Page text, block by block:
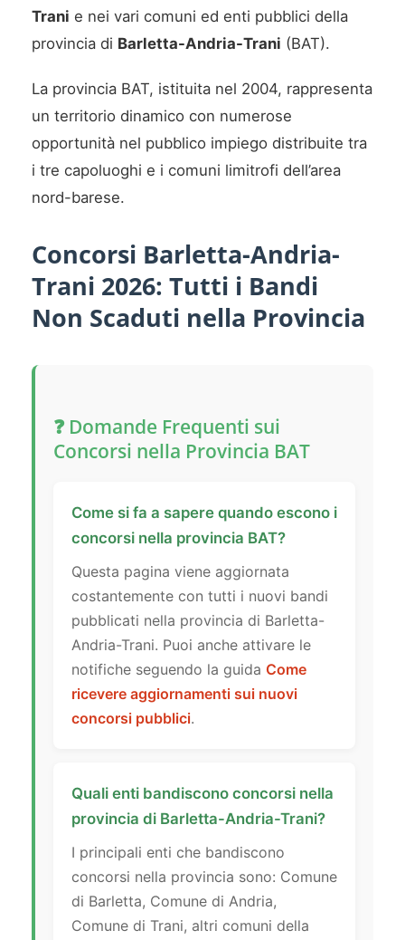
Trani e nei vari comuni ed enti pubblici della
provincia di Barletta-Andria-Trani (BAT).
La provincia BAT, istituita nel 2004, rappresenta
un territorio dinamico con numerose
opportunità nel pubblico impiego distribuite tra
i tre capoluoghi e i comuni limitrofi dell’area
nord-barese.
Concorsi Barletta-Andria-
Trani 2026: Tutti i Bandi
Non Scaduti nella Provincia
❓ Domande Frequenti sui
Concorsi nella Provincia BAT
Come si fa a sapere quando escono i
concorsi nella provincia BAT?
Questa pagina viene aggiornata
costantemente con tutti i nuovi bandi
pubblicati nella provincia di Barletta-
Andria-Trani. Puoi anche attivare le
notifiche seguendo la guida Come
ricevere aggiornamenti sui nuovi
concorsi pubblici.
Quali enti bandiscono concorsi nella
provincia di Barletta-Andria-Trani?
I principali enti che bandiscono
concorsi nella provincia sono: Comune
di Barletta, Comune di Andria,
Comune di Trani, altri comuni della